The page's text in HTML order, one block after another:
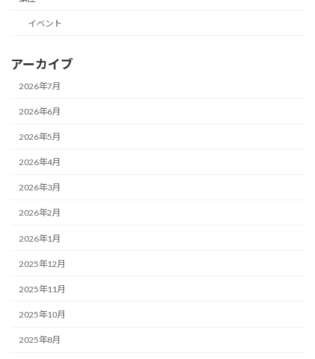
イベント
アーカイブ
2026年7月
2026年6月
2026年5月
2026年4月
2026年3月
2026年2月
2026年1月
2025年12月
2025年11月
2025年10月
2025年8月